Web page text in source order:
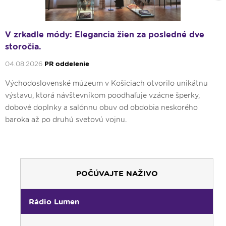
V zrkadle módy: Elegancia žien za posledné dve
storočia.
04.08.2026 PR oddelenie
Východoslovenské múzeum v Košiciach otvorilo unikátnu
výstavu, ktorá návštevníkom poodhaľuje vzácne šperky,
dobové doplnky a salónnu obuv od obdobia neskorého
baroka až po druhú svetovú vojnu.
POČÚVAJTE NAŽIVO
Rádio Lumen